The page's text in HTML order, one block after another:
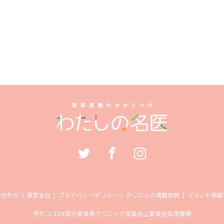
わせ 運営会社 プライバシーポリシー クリニック掲載依頼 ブランド掲
売れコスDX実行委員長クリニック収益向上委員会採用情報